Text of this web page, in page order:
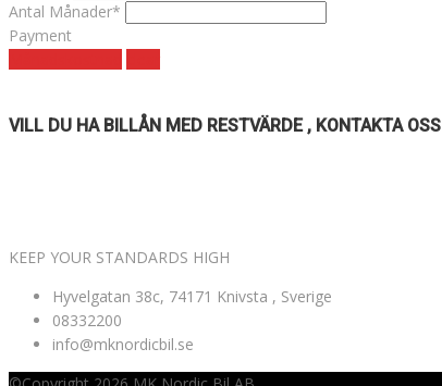
Antal Månader*
Payment
VILL DU HA BILLÅN MED RESTVÄRDE , KONTAKTA OSS
KEEP YOUR STANDARDS HIGH
Hyvelgatan 38c, 74171 Knivsta , Sverige
08332200
info@mknordicbil.se